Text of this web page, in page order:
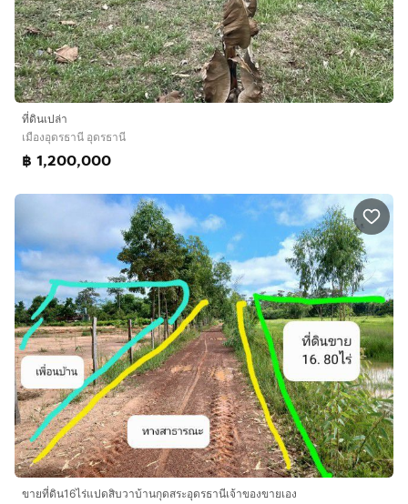
ที่ดินเปล่า
เมืองอุดรธานี อุดรธานี
฿ 1,200,000
ขายที่ดิน16ไร่แปดสิบวาบ้านกุดสระอุดรธานีเจ้าของขายเอง